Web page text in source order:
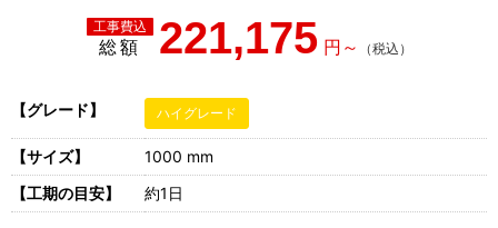
総額 221,175
【グレード】 ハイグレード
【サイズ】
1000 mm
【工期の目安】
約1日